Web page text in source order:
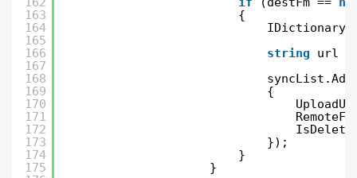
163
164
165
166
167
168
169
170
171
172
173
174
175
{
IDictionary
string
url
{
});
}
}